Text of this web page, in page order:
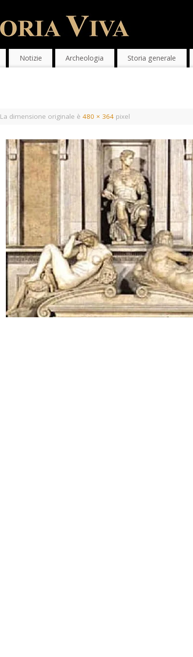
Notizie Archeologia Storia generale
La dimensione originale è 480 × 364 pixel